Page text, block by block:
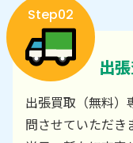
Step02
出
出張買取（無料）
問させていただき